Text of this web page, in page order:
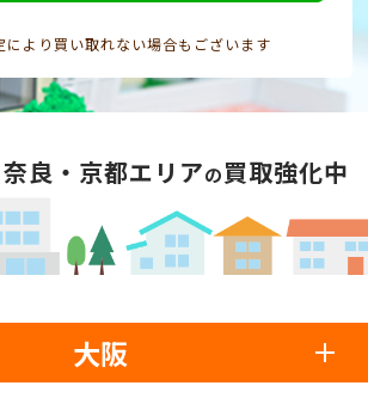
より買い取れない場合もございます
良・京都エリアの買取強化中
大阪